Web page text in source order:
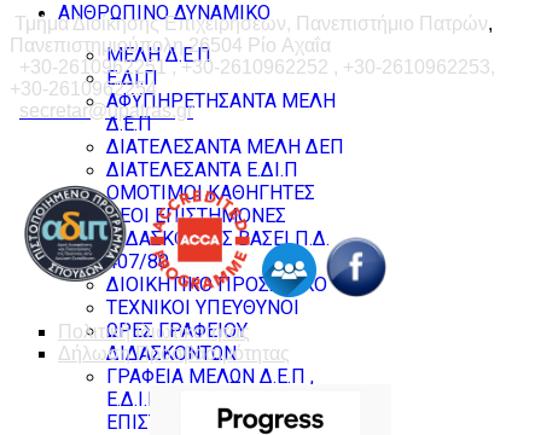
ΑΝΘΡΩΠΙΝΟ ΔΥΝΑΜΙΚΟ
ΜΕΛΗ Δ.Ε.Π
Ε.ΔΙ.Π
ΑΦΥΠΗΡΕΤΗΣΑΝΤΑ ΜΕΛΗ
Δ.Ε.Π
ΔΙΑΤΕΛΕΣΑΝΤΑ ΜΕΛΗ ΔΕΠ
ΔΙΑΤΕΛΕΣΑΝΤΑ Ε.ΔΙ.Π
ΟΜΟΤΙΜΟΙ ΚΑΘΗΓΗΤΕΣ
ΝΕΟΙ ΕΠΙΣΤΗΜΟΝΕΣ
ΔΙΔΑΣΚΟΝΤΕΣ ΒΑΣΕΙ Π.Δ.
407/80
ΔΙΟΙΚΗΤΙΚΟ ΠΡΟΣΩΠΙΚΟ
ΤΕΧΝΙΚΟΙ ΥΠΕΥΘΥΝΟΙ
ΩΡΕΣ ΓΡΑΦΕΙΟΥ
ΔΙΔΑΣΚΟΝΤΩΝ
ΓΡΑΦΕΙΑ ΜΕΛΩΝ Δ.Ε.Π ,
Ε.Δ.Ι.Π & ΝΕΩΝ
ΕΠΙΣΤΗΜΟΝΩΝ
Τμήμα Διοίκησης Επιχειρήσεων, Πανεπιστήμιο Πατρών,
Πανεπιστημιούπολη 26504 Ρίο Αχαΐα
+30-2610962251 , +30-2610962252 , +30-2610962253,
+30-2610962254
secretar@upatras.gr
Πολιτική Ιδιωτικοτητας
Δήλωση Προσβασιμότητας